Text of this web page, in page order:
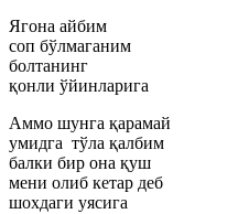
Ягона айбим
соп бўлмаганим
болтанинг
қонли ўйинларига
Аммо шунга қарамай
умидга тўла қалбим
балки бир она қуш
мени олиб кетар деб
шохдаги уясига